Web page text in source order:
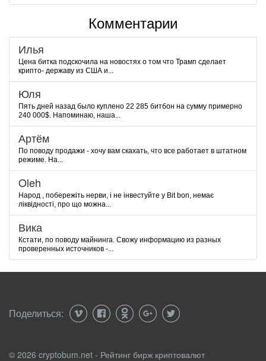
Комментарии
Илья
Цена битка подскочила на новостях о том что Трамп сделает
крипто- державу из США и...
Юля
Пять дней назад было куплено 22 285 битбон на сумму примерно
240 000$. Напоминаю, наша...
Артём
По поводу продажи - хочу вам скахать, что все работает в штатном
режиме. На...
Oleh
Народ , побережіть нерви, і не інвестуйте у Bit bon, немає
ліквідності, про що можна...
Вика
Кстати, по поводу майнинга. Свожу информацию из разных
проверенных источников -...
Поделиться:
© 2026 cryptobum.net - Рейтинг бирж криптовалют